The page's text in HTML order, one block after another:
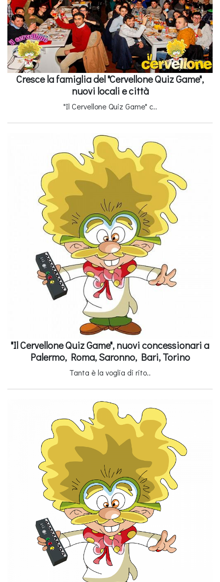
Cresce la famiglia del "Cervellone Quiz Game",
nuovi locali e città
"Il Cervellone Quiz Game" c..
"Il Cervellone Quiz Game", nuovi concessionari a
Palermo, Roma, Saronno, Bari, Torino
Tanta è la voglia di rito..